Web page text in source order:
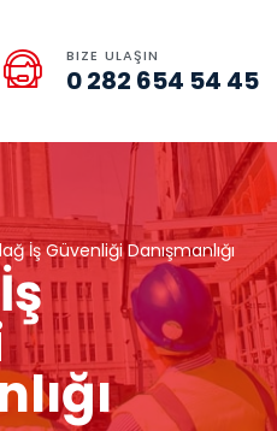
BIZE ULAŞIN
0 282 654 54 45
İş Güvenliği Danışmanlığı